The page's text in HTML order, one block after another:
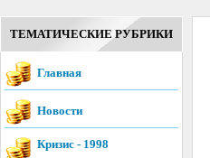
ТЕМАТИЧЕСКИЕ РУБРИКИ
Главная
Новости
Кризис - 1998